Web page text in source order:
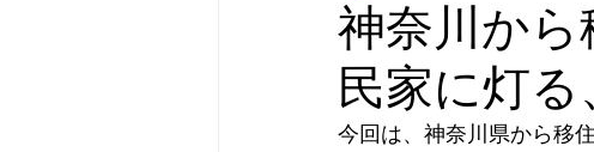
神奈川か
民家に灯
今回は、神奈川県から移